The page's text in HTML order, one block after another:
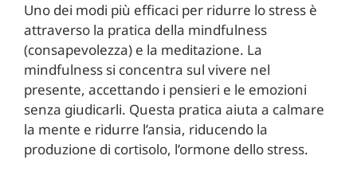
Uno dei modi più efficaci per ridurre lo stress è
attraverso la pratica della mindfulness
(consapevolezza) e la meditazione. La
mindfulness si concentra sul vivere nel
presente, accettando i pensieri e le emozioni
senza giudicarli. Questa pratica aiuta a calmare
la mente e ridurre l’ansia, riducendo la
produzione di cortisolo, l’ormone dello stress.